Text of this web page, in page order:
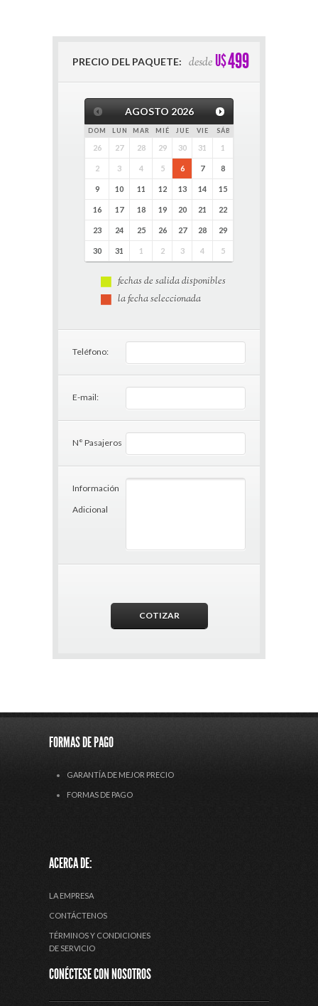
PRECIO DEL PAQUETE: desde U$499
AGOSTO 2026
DOM LUN MAR MIÉ JUE VIE SÁB
26 27 28 29 30 31 1
2 3 4 5 6 7 8
9 10 11 12 13 14 15
16 17 18 19 20 21 22
23 24 25 26 27 28 29
30 31 1 2 3 4 5
fechas de salida disponibles
la fecha seleccionada
Teléfono:
E-mail:
N° Pasajeros
Información
Adicional
FORMAS DE PAGO
GARANTÍA DE MEJOR PRECIO
FORMAS DE PAGO
ACERCA DE:
LA EMPRESA
CONTÁCTENOS
TÉRMINOS Y CONDICIONES
DE SERVICIO
CONÉCTESE CON NOSOTROS